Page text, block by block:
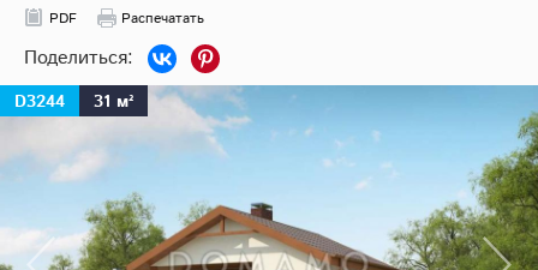
PDF
Распечатать
D3244 31 м²